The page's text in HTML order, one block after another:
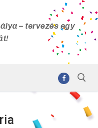
– tervezés egy